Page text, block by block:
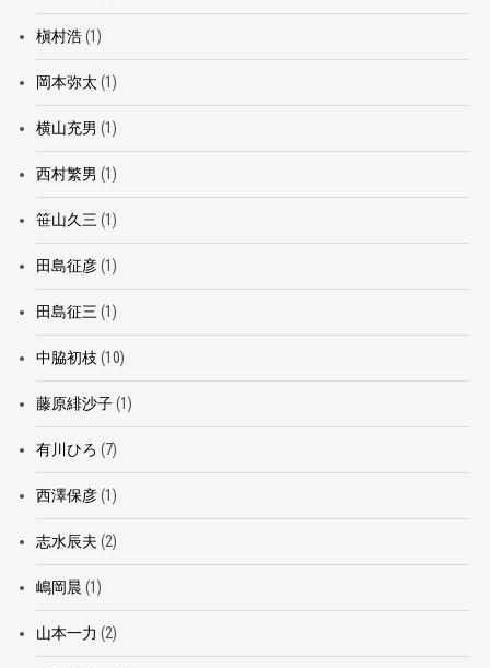
槇村浩(1)
岡本弥太 (1)
横山充男 (1)
西村繁男 (1)
笹山久三 (1)
田島征彦(1)
田島征三 (1)
中脇初枝 (10)
藤原緋沙子(1)
有川ひろ (7)
西澤保彦(1)
志水辰夫 (2)
嶋岡晨 (1)
山本一力 (2)